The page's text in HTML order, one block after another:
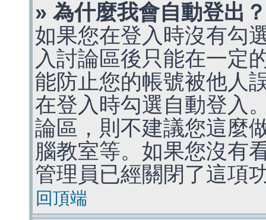
» 為什麼我會自動登出？
如果您在登入時沒有勾
入討論區後只能在一定
能防止您的帳號被他人
在登入時勾選自動登入
論區，則不建議您這麼
腦教室等。如果您沒有
管理員已經關閉了這項
回頂端